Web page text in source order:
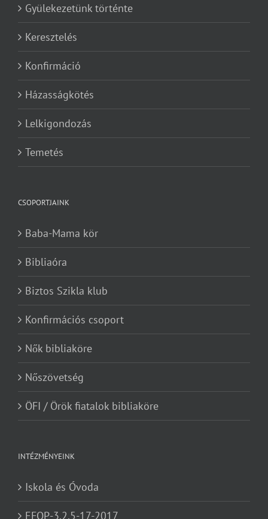
Gyülekezetünk történte
Keresztelés
Konfirmáció
Házasságkötés
Lelkigondozás
Temetés
CSOPORTJAINK
Baba-Mama kör
Bibliaóra
Biztos Szikla klub
Konfirmációs csoport
Nők bibliaköre
Nőszövetség
ÖFI / Örök fiatalok bibliaköre
INTÉZMÉNYEINK
Iskola és Óvoda
EFOP-3.2.5-17-2017